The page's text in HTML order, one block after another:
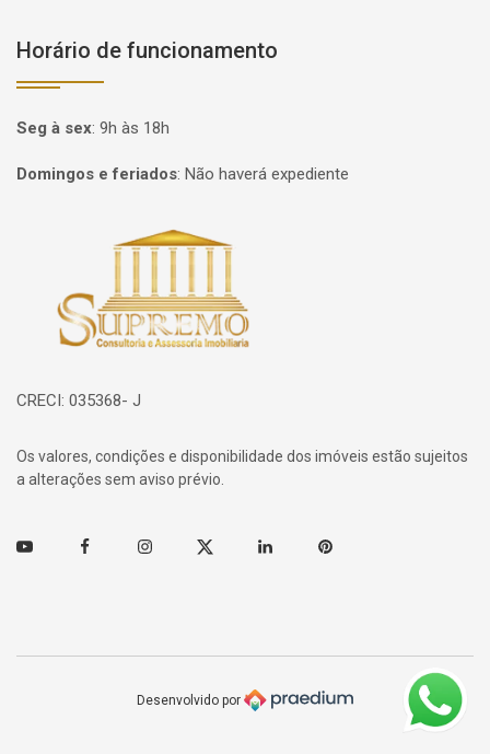
Horário de funcionamento
Seg à sex: 9h às 18h
Domingos e feriados: Não haverá expediente
Página inicial
CRECI: 035368- J
Os valores, condições e disponibilidade dos imóveis estão sujeitos
a alterações sem aviso prévio.
Youtube FacebookInstagramTwitter Linkedin Pinterest
Desenvolvido por